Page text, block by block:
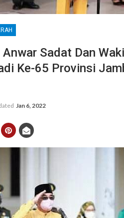
Sadat Dan
Ke-65 Provinsi
Jan 6, 2022